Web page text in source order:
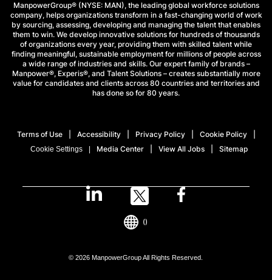
ManpowerGroup® (NYSE: MAN), the leading global workforce solutions
company, helps organizations transform in a fast-changing world of work
by sourcing, assessing, developing and managing the talent that enables
them to win. We develop innovative solutions for hundreds of thousands
of organizations every year, providing them with skilled talent while
finding meaningful, sustainable employment for millions of people across
a wide range of industries and skills. Our expert family of brands –
Manpower®, Experis®, and Talent Solutions – creates substantially more
value for candidates and clients across 80 countries and territories and
has done so for 80 years.
Terms of Use Accessibility Privacy Policy Cookie Policy
Cookie Settings Media Center View All Jobs Sitemap
© 2026 ManpowerGroup All Rights Reserved.
()